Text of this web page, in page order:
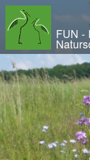
Wir - der FUN
Der Verein
Kontakt
Der
Orts- und
Satzung
FUN -